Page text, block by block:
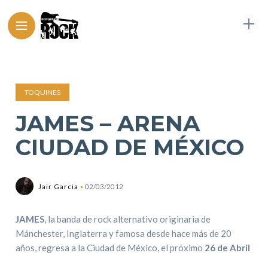
TOQUINES
JAMES – ARENA
CIUDAD DE MÉXICO
Jair Garcia 02/03/2012
JAMES, la banda de rock alternativo originaria de
Mánchester, Inglaterra y famosa desde hace más de 20
años, regresa a la Ciudad de México, el próximo 26 de Abril